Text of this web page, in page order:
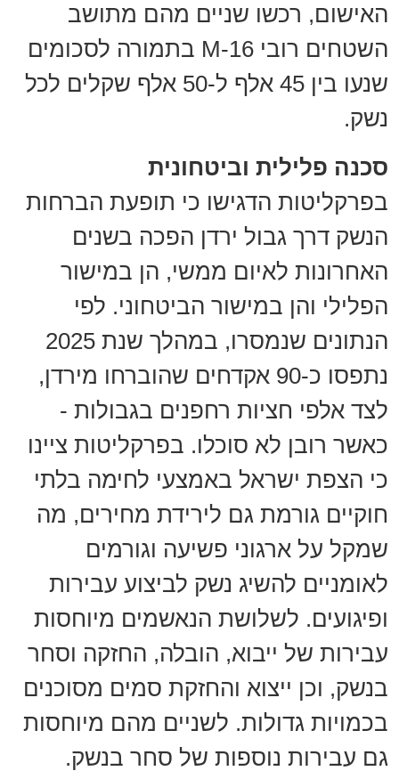
האישום, רכשו שניים מהם מתושב
השטחים רובי M-16 בתמורה לסכומים
שנעו בין 45 אלף ל-50 אלף שקלים לכל
נשק.
סכנה פלילית וביטחונית
בפרקליטות הדגישו כי תופעת הברחות
הנשק דרך גבול ירדן הפכה בשנים
האחרונות לאיום ממשי, הן במישור
הפלילי והן במישור הביטחוני. לפי
הנתונים שנמסרו, במהלך שנת 2025
נתפסו כ-90 אקדחים שהוברחו מירדן,
לצד אלפי חציות רחפנים בגבולות -
כאשר רובן לא סוכלו. בפרקליטות ציינו
כי הצפת ישראל באמצעי לחימה בלתי
חוקיים גורמת גם לירידת מחירים, מה
שמקל על ארגוני פשיעה וגורמים
לאומניים להשיג נשק לביצוע עבירות
ופיגועים. לשלושת הנאשמים מיוחסות
עבירות של ייבוא, הובלה, החזקה וסחר
בנשק, וכן ייצוא והחזקת סמים מסוכנים
בכמויות גדולות. לשניים מהם מיוחסות
גם עבירות נוספות של סחר בנשק.